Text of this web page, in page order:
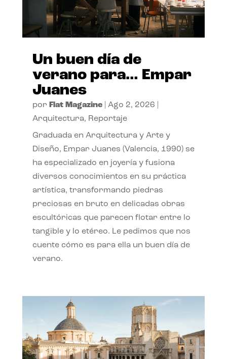
Un buen día de
verano para… Empar
Juanes
por Flat Magazine| Ago 2, 2026
Arquitectura, Reportaje
Graduada en Arquitectura y Arte y
Diseño, Empar Juanes (Valencia, 1990) se
ha especializado en joyería y fusiona
diversos conocimientos en su práctica
artística, transformando piedras
preciosas en bruto en delicadas obras
escultóricas que parecen flotar entre lo
tangible y lo etéreo. Le pedimos que nos
cuente cómo es para ella un buen día de
verano.